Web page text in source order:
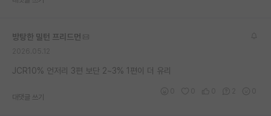
방탕한 밀턴 프리드먼
JCR10% 언저리 3편 보단 2~3% 1편이 더 유리
대댓글 쓰기